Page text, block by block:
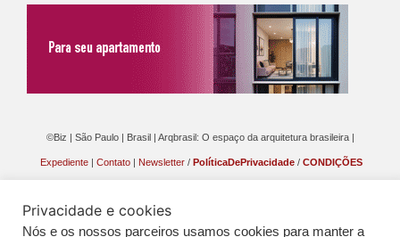
©Biz | São Paulo | Brasil | Arqbrasil: O espaço da arquitetura brasileira |
Expediente | Contato | Newsletter / PolíticaDePrivacidade / CONDIÇÕES
Privacidade e cookies
Nós e os nossos parceiros usamos cookies para manter a